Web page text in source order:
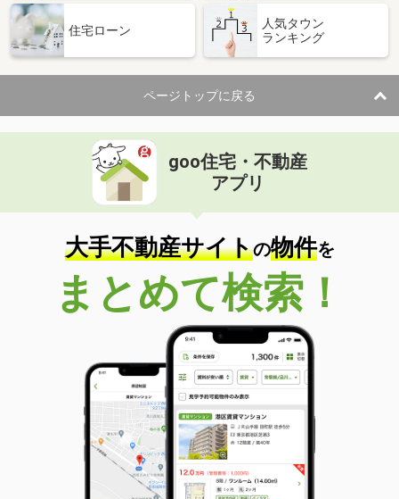
山口県下関市石神町
価 格
4.70万円
専有面積 25.89m²
間取り
1K
山口県防府市大字植松
価 格
山口県防府市大字植松
専有面積
28.02m²
間取り
1K
山口県宇部市中村２丁目
3.80万円
山口県宇部市中村２丁目
専有面積 23.61m²
間取り
1K
山口県宇部市中村２丁目
価 格
4万円
住 所
山口県宇部市中村２丁目
住宅ローン
人気タウン
ランキング
ページトップに戻る
goo住宅・不動産
アプリ
大手不動産サイトの物件を
まとめて検索！